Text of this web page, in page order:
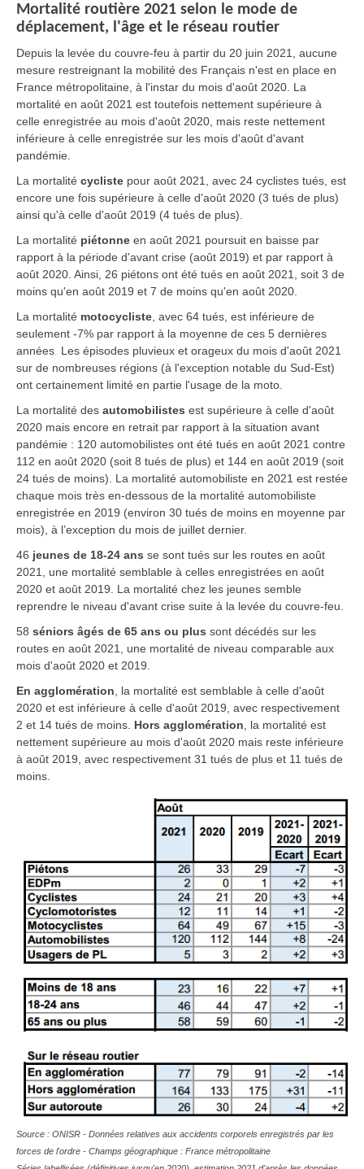
Mortalité routière 2021 selon le mode de
déplacement, l'âge et le réseau routier
Depuis la levée du couvre-feu à partir du 20 juin 2021, aucune
mesure restreignant la mobilité des Français n'est en place en
France métropolitaine, à l'instar du mois d'août 2020. La
mortalité en août 2021 est toutefois nettement supérieure à
celle enregistrée au mois d'août 2020, mais reste nettement
inférieure à celle enregistrée sur les mois d'août d'avant
pandémie.
La mortalité cycliste pour août 2021, avec 24 cyclistes tués, est
encore une fois supérieure à celle d'août 2020 (3 tués de plus)
ainsi qu'à celle d'août 2019 (4 tués de plus).
La mortalité piétonne en août 2021 poursuit en baisse par
rapport à la période d'avant crise (août 2019) et par rapport à
août 2020. Ainsi, 26 piétons ont été tués en août 2021, soit 3 de
moins qu'en août 2019 et 7 de moins qu'en août 2020.
La mortalité motocycliste , avec 64 tués, est inférieure de
seulement -7% par rapport à la moyenne de ces 5 dernières
années Les épisodes pluvieux et orageux du mois d'août 2021
sur de nombreuses régions (à l'exception notable du Sud-Est)
ont certainement limité en partie l'usage de la moto.
La mortalité des automobilistes est supérieure à celle d'août
2020 mais encore en retrait par rapport à la situation avant
pandémie : 120 automobilistes ont été tués en août 2021 contre
112 en août 2020 (soit 8 tués de plus) et 144 en août 2019 (soit
24 tués de moins). La mortalité automobiliste en 2021 est restée
chaque mois très en-dessous de la mortalité automobiliste
enregistrée en 2019 (environ 30 tués de moins en moyenne par
mois), à l’exception du mois de juillet dernier.
46 jeunes de 18-24 ans se sont tués sur les routes en août
2021, une mortalité semblable à celles enregistrées en août
2020 et août 2019. La mortalité chez les jeunes semble
reprendre le niveau d'avant crise suite à la levée du couvre-feu.
58 séniors âgés de 65 ans ou plus sont décédés sur les
routes en août 2021, une mortalité de niveau comparable aux
mois d'août 2020 et 2019.
En agglomération
la mortalité est semblable à celle d'août
2020 et est inférieure à celle d'août 2019, avec respectivement
2 et 14 tués de moins. Hors agglomération
la mortalité est
nettement supérieure au mois d'août 2020 mais reste inférieure
à août 2019, avec respectivement 31 tués de plus et 11 tués de
moins.
Source : ONISR - Données relatives aux accidents corporels enregistrés par les
forces de l'ordre - Champs géographique : France métropolitaine